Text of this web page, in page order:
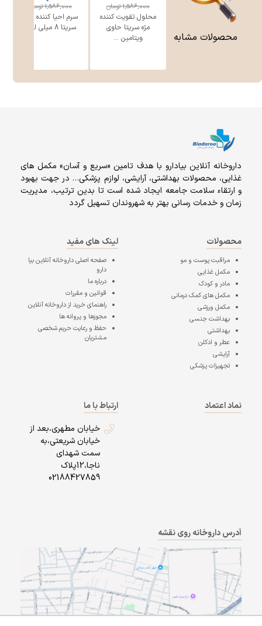
محصولات مشابه
محلول تقویت کننده
مژه سریتا حاوی
ویتامین ...
1,586,000تومان
سرم احیا کننده ابرو
سریتا 8 میلی لیتر
1,586,000تومان
داروخانه آنلاين بيادارو با هدف تامين «سریع و آسان» مكمل هاى
غذايى، محصولات بهداشتى، آرايشى، لوازم پزشکی… در جهت بهبود
و ارتقاء سلامت جامعه ایجاد شده است تا بدین ترتیب، مدیریت
زمان و خدمات رسانی بهتر به شهروندان تسهیل گردد
محصولات
مراقبت پوست و مو
مکمل غذایی
مادر و کودک
مکمل های کمک درمانی
مکمل ورزشی
بهداشت جنسی
بهداشتی
عطر و ادکلن
آرایشی
تجهیزات پزشکی
لینک های مفید
صفحه اصلیداروخانه آنلاین بیا
دارو
درباره ما
قوانین و مقررات
راهنمای خرید از داروخانه آنلاین
مجوزها و پروانه ها
حفظ و رعایت حریم شخصی
مشتریان
نماد اعتماد
ارتباط با ما
خیابان مطهری،بعد از
خیابان شریعتی،به
سمت شهدای
ناجا،12پلاک
02188427859
آدرس داروخانه روی نقشه